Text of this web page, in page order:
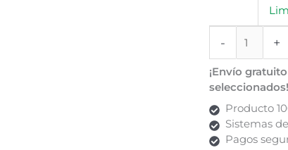
- +
¡Envío
seleccionados!
Producto
Sistemas
Pagos